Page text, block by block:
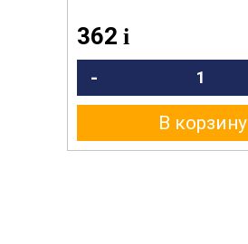
362 i
-
В корзину